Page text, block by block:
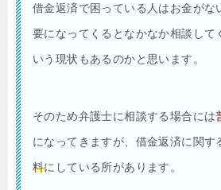
借金返済で困っている人はお金がな
要になってくるとなかなか相談して
いう現状もあるのかと思います。
そのため弁護士に相談する場合には
になってきますが、借金返済に関す
料にしている所があります。